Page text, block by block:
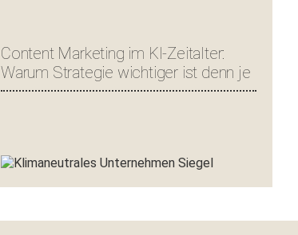
Content Marketing im KI-Zeitalter:
Warum Strategie wichtiger ist denn je